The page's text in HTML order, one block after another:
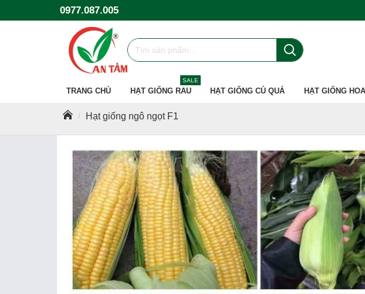
0977.087.005
TRANG CHỦ HẠT GIỐNG RAU
SALE
HẠT GIỐNG CỦ QUẢ HẠT GIỐNG HOA
Hạt giống ngô ngọt F1